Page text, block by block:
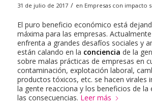
31 de julio de 2017 / en Empresas con impacto
El puro beneficio económico está
máxima para las empresas.
enfrenta a grandes desafíos sociales y
están calando en la conciencia de la
sobre malas prácticas de empresas en
contaminación, explotación laboral,
productos tóxicos, etc. se hacen virales
la gente reacciona y los beneficios de la
las consecuencias. Leer más